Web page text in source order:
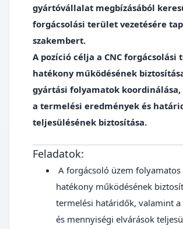
gyártóvállalat megbízásából
forgácsolási terület vezetésére
szakembert.
A pozíció célja a CNC forgácsolási
hatékony működésének
gyártási folyamatok
a termelési eredmények és
teljesülésének biztosítása.
Feladatok:
A forgácsoló üzem folyamatos
hatékony működésének
termelési határidők, valamint
és mennyiségi elvárások